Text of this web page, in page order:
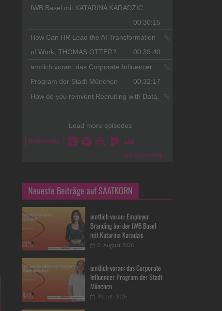
Neueste Beiträge auf SAATKORN
amtlich voran: Employer
Branding bei der IWB Basel
mit Katarina Karadzic
6. August 2026
amtlich voran: das Corporate
Influencer Program der Stadt
München
30. Juli 2026